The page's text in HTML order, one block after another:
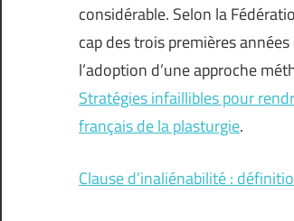
considérable. Selon la
cap des trois premières
l’adoption d’une approche
Stratégies infaillibles pour
français de la plasturgie.
Clause d’inaliénabilité :